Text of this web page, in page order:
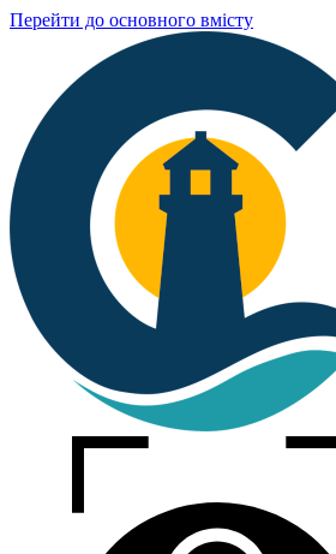
Перейти до основного вмісту